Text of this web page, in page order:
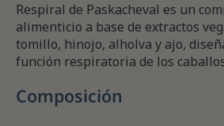
Respiral de Paskacheval es un
alimenticio a base de extractos
tomillo, hinojo, alholva y ajo,
función respiratoria de los
Composición